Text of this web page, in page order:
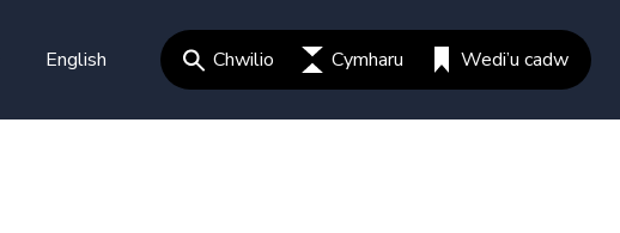
English Chwilio Cymharu Wedi’u cadw